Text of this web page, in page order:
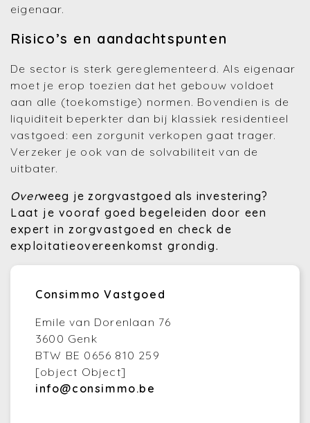
eigenaar.
Risico’s en aandachtspunten
De sector is sterk gereglementeerd. Als eigenaar
moet je erop toezien dat het gebouw voldoet
aan alle (toekomstige) normen. Bovendien is de
liquiditeit beperkter dan bij klassiek residentieel
vastgoed: een zorgunit verkopen gaat trager.
Verzeker je ook van de solvabiliteit van de
uitbater.
Overweeg je zorgvastgoed als investering?
Laat je vooraf goed begeleiden door een
expert in zorgvastgoed en check de
exploitatieovereenkomst grondig.
Consimmo Vastgoed
Emile van Dorenlaan 76
3600 Genk
BTW BE 0656 810 259
[object Object]
info@consimmo.be